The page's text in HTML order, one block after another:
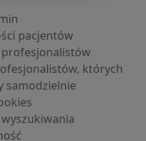
pacjentów
których
samodzielnie
wyszukiwania